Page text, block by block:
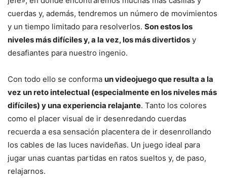
cuerdas y, además, tendremos un número de movimientos
y un tiempo limitado para resolverlos. Son estos los
niveles más difíciles y, a la vez, los más divertidos y
desafiantes para nuestro ingenio.
Con todo ello se conforma un videojuego que resulta a la
vez un reto intelectual (especialmente en los niveles más
difíciles) y una experiencia relajante. Tanto los colores
como el placer visual de ir desenredando cuerdas
recuerda a esa sensación placentera de ir desenrollando
los cables de las luces navideñas. Un juego ideal para
jugar unas cuantas partidas en ratos sueltos y, de paso,
relajarnos.